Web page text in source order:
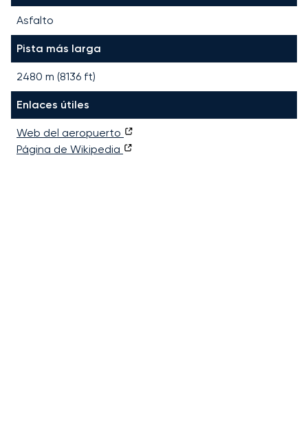
Asfalto
Pista más larga
2480 m (8136 ft)
Enlaces útiles
Web del aeropuerto
Página de Wikipedia